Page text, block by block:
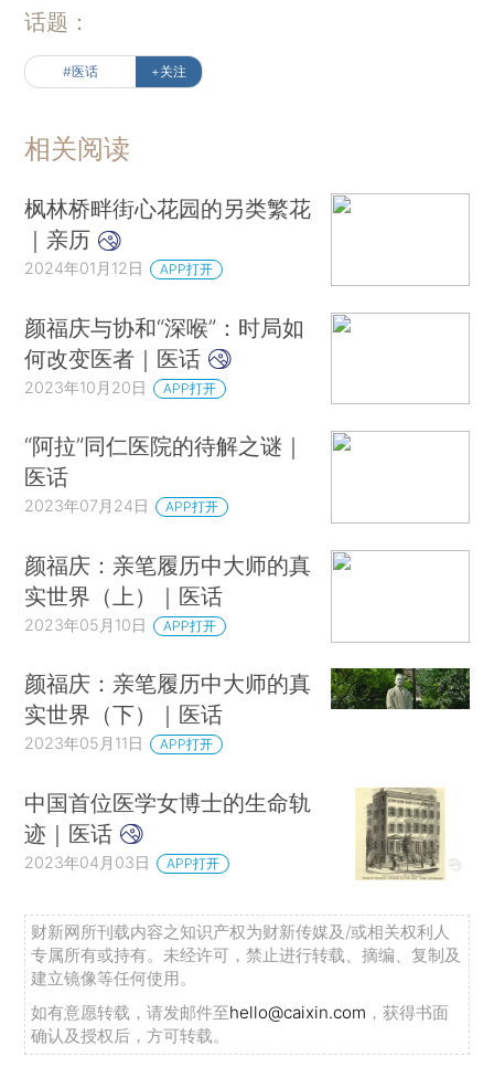
话题：
#医话 +关注
相关阅读
枫林桥畔街心花园的另类繁花
｜亲历
2024年01月12日 APP打开
颜福庆与协和“深喉”：时局如
何改变医者｜医话
2023年10月20日 APP打开
“阿拉”同仁医院的待解之谜｜
医话
2023年07月24日 APP打开
颜福庆：亲笔履历中大师的真
实世界（上）｜医话
2023年05月10日 APP打开
颜福庆：亲笔履历中大师的真
实世界（下）｜医话
2023年05月11日 APP打开
中国首位医学女博士的生命轨
迹｜医话
2023年04月03日 APP打开
财新网所刊载内容之知识产权为财新传媒及/或相关权利人
专属所有或持有。未经许可，禁止进行转载、摘编、复制及
建立镜像等任何使用。
如有意愿转载，请发邮件至hello@caixin.com ，获得书面
确认及授权后，方可转载。